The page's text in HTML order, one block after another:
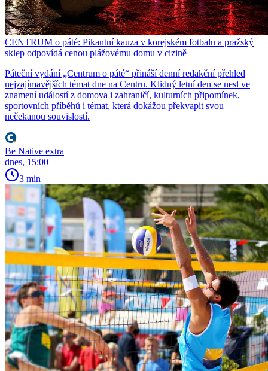
CENTRUM o páté: Pikantní kauza v korejském fotbalu a pražský
sklep odpovídá cenou plážovému domu v cizině
Páteční vydání „Centrum o páté“ přináší denní redakční přehled
nejzajímavějších témat dne na Centru. Klidný letní den se nesl ve
znamení událostí z domova i zahraničí, kulturních připomínek,
sportovních příběhů i témat, která dokážou překvapit svou
nečekanou souvislostí.
Be Native extra
dnes, 15:00
3 min